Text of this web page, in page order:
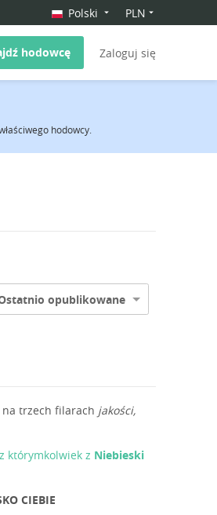
Polski PLN
hodowcę Zaloguj się
hodowcy.
opublikowane
na trzech filarach jakości,
którymkolwiek z Niebieski
CIEBIE